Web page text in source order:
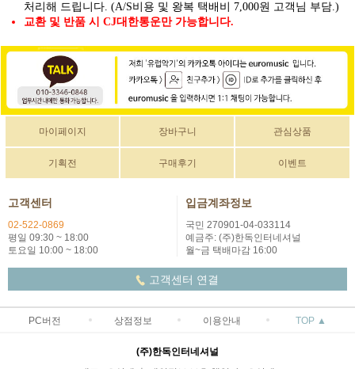
처리해 드립니다. (A/S비용 및 왕복 택배비 7,000원 고객님 부담.)
교환 및 반품 시 CJ대한통운만 가능합니다.
마이페이지 장바구니 관심상품
기획전 구매후기 이벤트
고객센터
02-522-0869
평일 09:30 ~ 18:00
토요일 10:00 ~ 18:00
입금계좌정보
국민 270901-04-033114
예금주: (주)한독인터네셔널
월~금 택배마감 16:00
고객센터 연결
PC버전 상점정보 이용안내 TOP ▲
(주)한독인터네셔널